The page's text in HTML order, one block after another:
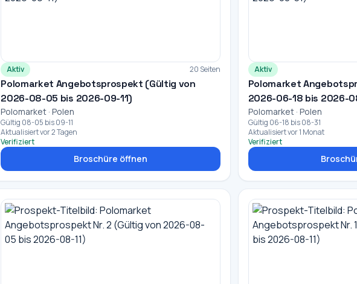
Aktiv 20 Seiten
Polomarket Angebotsprospekt (Gültig von
2026-08-05 bis 2026-09-11)
Polomarket · Polen
Gültig 08-05 bis 09-11
Aktualisiert vor 2 Tagen
Verifiziert
Broschüre öffnen
Aktiv
Polomarket
2026-06-18 bis 2026-
Polomarket · Polen
Gültig 06-18 bis 08-31
Aktualisiert vor 1 Monat
Verifiziert